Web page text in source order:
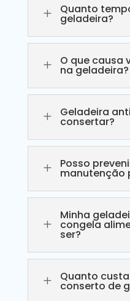
L Quanto
geladeira?
L O que causa
na geladeira?
L Geladeira
consertar?
L Posso
manutenção
L
Minha
congela
ser?
L Quanto
conserto de